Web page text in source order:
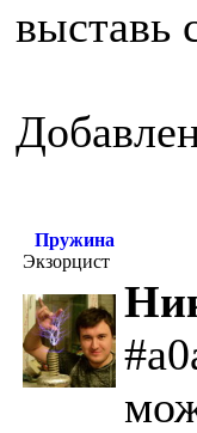
выставь
Пружина
Экзорцист